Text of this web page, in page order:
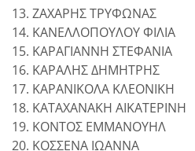
13. ΖΑΧΑΡΗΣ ΤΡΥΦΩΝΑΣ
14. ΚΑΝΕΛΛΟΠΟΥΛΟΥ ΦΙΛΙΑ
15. ΚΑΡΑΓΙΑΝΝΗ ΣΤΕΦΑΝΙΑ
16. ΚΑΡΑΛΗΣ ΔΗΜΗΤΡΗΣ
17. ΚΑΡΑΝΙΚΟΛΑ ΚΛΕΟΝΙΚΗ
18. ΚΑΤΑΧΑΝΑΚΗ ΑΙΚΑΤΕΡΙΝΗ
19. ΚΟΝΤΟΣ ΕΜΜΑΝΟΥΗΛ
20. ΚΟΣΣΕΝΑ ΙΩΑΝΝΑ